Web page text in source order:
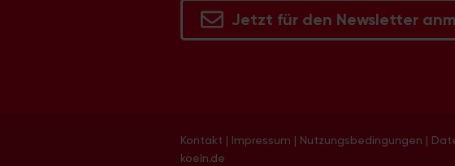
Jetzt für den Newsletter
Kontakt | Impressum | Nutzungsbedingungen |
koeln.de